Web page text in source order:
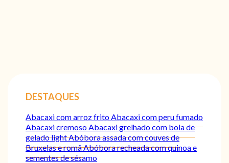
DESTAQUES
Abacaxi com arroz frito Abacaxi com peru fumado
Abacaxi cremosoAbacaxi grelhado com bola de
gelado lightAbóbora assada com couves de
Bruxelas e romãAbóbora recheada com quinoa e
sementes de sésamo